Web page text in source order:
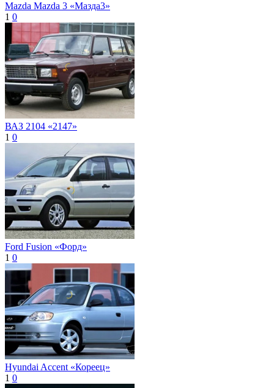
Mazda Mazda 3 «Мазда3»
1 0
ВАЗ 2104 «2147»
1 0
Ford Fusion «Форд»
1 0
Hyundai Accent «Кореец»
1 0